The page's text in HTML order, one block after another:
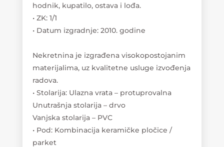
hodnik, kupatilo, ostava i lođa.
• ZK: 1/1
• Datum izgradnje: 2010. godine
Nekretnina je izgrađena visokopostojanim
materijalima, uz kvalitetne usluge izvođenja
radova.
• Stolarija: Ulazna vrata – protuprovalna
Unutrašnja stolarija – drvo
Vanjska stolarija – PVC
• Pod: Kombinacija keramičke pločice /
parket